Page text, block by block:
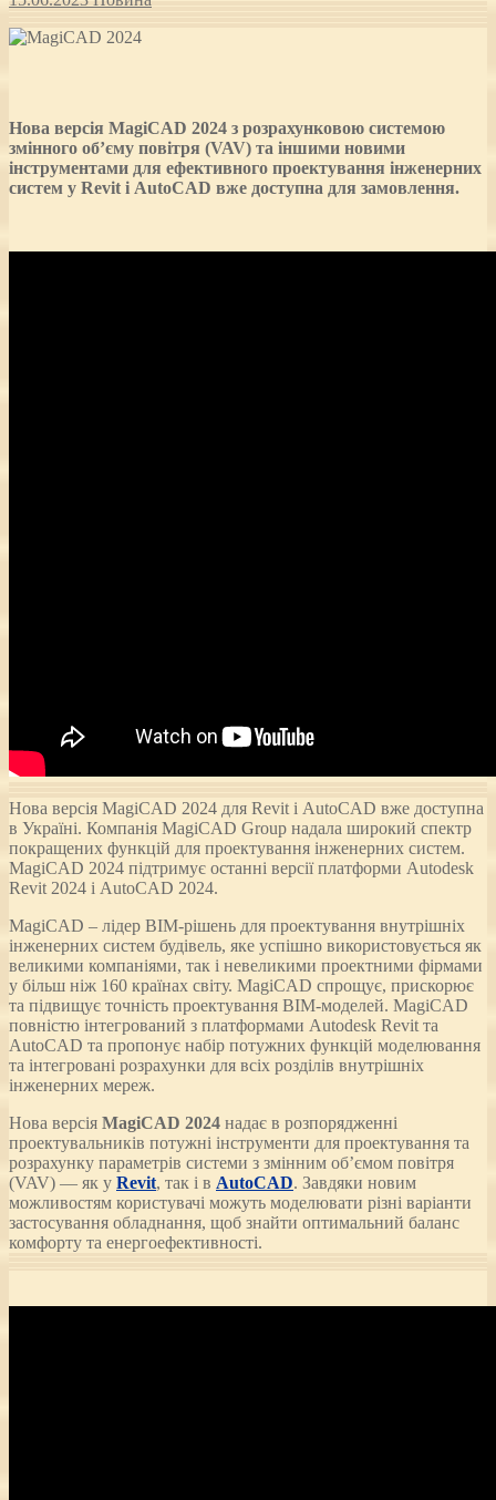
Нова версія MagiCAD 2024 з розрахунковою системою
змінного об’єму повітря (VAV) та іншими новими
інструментами для ефективного проектування інженерних
систем у Revit і AutoCAD вже доступна для замовлення.
Нова версія MagiCAD 2024 для Revit і AutoCAD вже доступна
в Україні. Компанія MagiCAD Group надала широкий спектр
покращених функцій для проектування інженерних систем.
MagiCAD 2024 підтримує останні версії платформи Autodesk
Revit 2024 і AutoCAD 2024.
MagiCAD – лідер BIM-рішень для проектування внутрішніх
інженерних систем будівель, яке успішно використовується як
великими компаніями, так і невеликими проектними фірмами
у більш ніж 160 країнах світу. MagiCAD спрощує, прискорює
та підвищує точність проектування BIM-моделей. MagiCAD
повністю інтегрований з платформами Autodesk Revit та
AutoCAD та пропонує набір потужних функцій моделювання
та інтегровані розрахунки для всіх розділів внутрішніх
інженерних мереж.
Нова версія MagiCAD 2024 надає в розпорядженні
проектувальників потужні інструменти для проектування та
розрахунку параметрів системи з змінним об’ємом повітря
(VAV) — як у Revit, так і в AutoCAD. Завдяки новим
можливостям користувачі можуть моделювати різні варіанти
застосування обладнання, щоб знайти оптимальний баланс
комфорту та енергоефективності.